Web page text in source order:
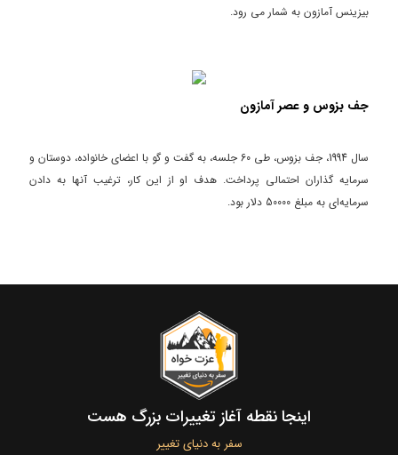
بیزینس آمازون به شمار می رود.
جف بزوس و عصر آمازون
سال 1994، جف بزوس، طی 60 جلسه، به گفت و گو با اعضای خانواده، دوستان و
سرمایه گذاران احتمالی پرداخت. هدف او از این کار، ترغیب آنها به دادن
سرمایه‌ای به مبلغ 50000 دلار بود.
اینجا نقطه آغاز تغییرات بزرگ هست
سفر به دنیای تغییر